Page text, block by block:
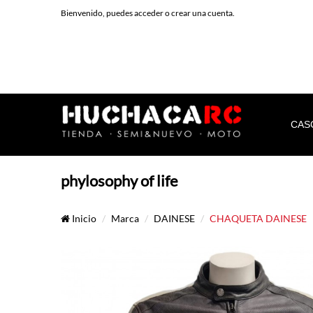
Bienvenido, puedesaccederocrear una cuenta.
phylosophy of life
Inicio Marca DAINESE CHAQUETA DAINESE